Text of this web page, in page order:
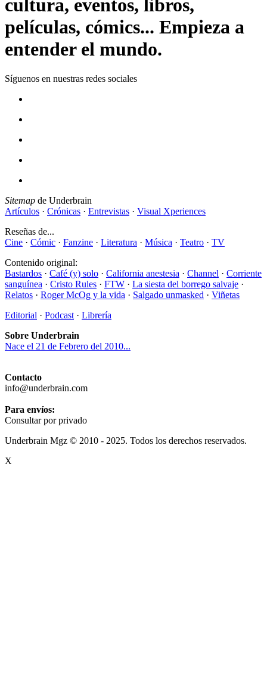
cultura, eventos, libros,
películas, cómics... Empieza a
entender el mundo.
Síguenos en nuestras redes sociales
Sitemap de Underbrain
Artículos · Crónicas · Entrevistas · Visual Xperiences
Reseñas de...
Cine · Cómic · Fanzine · Literatura · Música · Teatro · TV
Contenido original:
Bastardos · Café (y) solo · California anestesia · Channel · Corriente
sanguínea · Cristo Rules · FTW · La siesta del borrego salvaje ·
Relatos · Roger McOg y la vida · Salgado unmasked · Viñetas
Editorial · Podcast · Librería
Sobre Underbrain
Nace el 21 de Febrero del 2010...
Contacto
info@underbrain.com
Para envíos:
Consultar por privado
Underbrain Mgz © 2010 - 2025. Todos los derechos reservados.
X